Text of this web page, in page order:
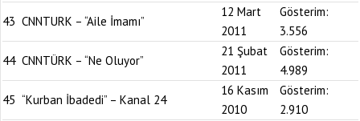
43 CNNTURK – “Aile İmamı”
12 Mart
2011
Gösterim:
3.556
44 CNNTÜRK – “Ne Oluyor”
21 Şubat
2011
Gösterim:
4.989
45 “Kurban İbadedi” – Kanal 24
16 Kasım
2010
Gösterim:
2.910